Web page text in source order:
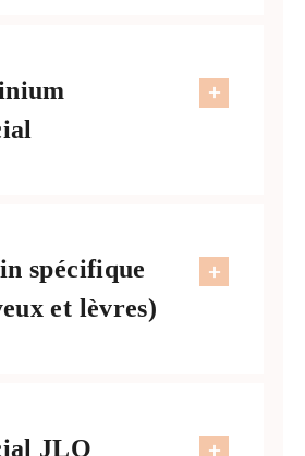
spécifique
et lèvres)
JLO